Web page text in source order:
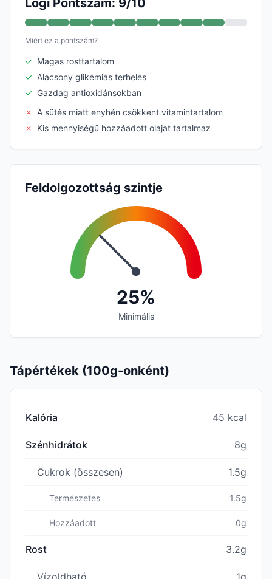
Logi Pontszám: 9/10
Miért ez a pontszám?
✓ Magas rosttartalom
✓ Alacsony glikémiás terhelés
✓ Gazdag antioxidánsokban
✗
A sütés miatt enyhén csökkent vitamintartalom
✗
Kis mennyiségű hozzáadott olajat tartalmaz
Feldolgozottság szintje
25%
Minimális
Tápértékek (100g-onként)
Kalória 45 kcal
Szénhidrátok 8g
Cukrok (összesen) 1.5g
Természetes 1.5g
Hozzáadott 0g
Rost 3.2g
Vízoldható 1g